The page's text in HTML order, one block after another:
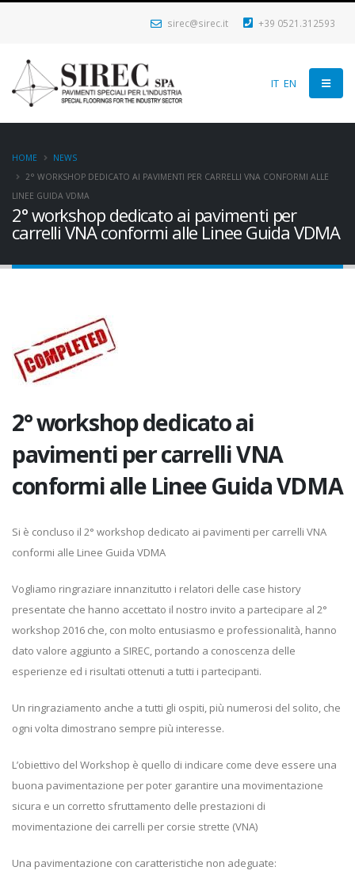
sirec@sirec.it +39 0521.312593
IT EN
2° workshop dedicato ai pavimenti per
carrelli VNA conformi alle Linee Guida VDMA
HOME
NEWS
2° WORKSHOP DEDICATO AI PAVIMENTI PER CARRELLI VNA CONFORMI ALLE
LINEE GUIDA VDMA
2° workshop dedicato ai
pavimenti per carrelli VNA
conformi alle Linee Guida VDMA
Si è concluso il 2° workshop dedicato ai pavimenti per carrelli VNA
conformi alle Linee Guida VDMA
Vogliamo ringraziare innanzitutto i relatori delle case history
presentate che hanno accettato il nostro invito a partecipare al 2°
workshop 2016 che, con molto entusiasmo e professionalità, hanno
dato valore aggiunto a SIREC, portando a conoscenza delle
esperienze ed i risultati ottenuti a tutti i partecipanti.
Un ringraziamento anche a tutti gli ospiti, più numerosi del solito, che
ogni volta dimostrano sempre più interesse.
L’obiettivo del Workshop è quello di indicare come deve essere una
buona pavimentazione per poter garantire una movimentazione
sicura e un corretto sfruttamento delle prestazioni di
movimentazione dei carrelli per corsie strette (VNA)
Una pavimentazione con caratteristiche non adeguate: